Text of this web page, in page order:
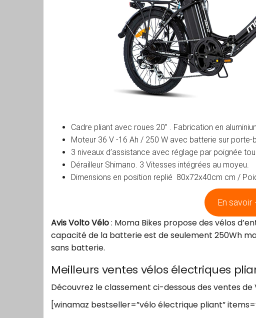
Cadre pliant avec roues 20” . Fabrication en
Moteur 36 V -16 Ah / 250 W avec batterie sur porte-
3 niveaux d’assistance avec réglage par poignée
Dérailleur Shimano. 3 Vitesses intégrées au moyeu.
Dimensions en position replié 80x72x40cm cm /
En savoir
Avis Volto Vélo: Moma Bikes propose des vélos
capacité de la batterie est de seulement 250Wh
sans batterie.
Meilleurs ventes vélos électriques
Découvrez le classement ci-dessous des ventes de
[winamaz bestseller=”vélo électrique pliant”